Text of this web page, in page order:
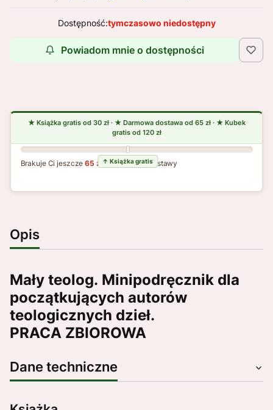
Dostępność:tymczasowo niedostępny
Powiadom mnie o dostępności
Brakuje Ci jeszcze65 zł do darmowej dostawy
Opis
Mały teolog. Minipodręcznik dla
początkujących autorów
teologicznych dzieł.
PRACA ZBIOROWA
Dane techniczne